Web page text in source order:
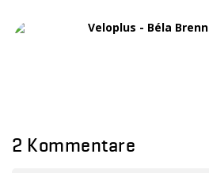
Veloplus - Béla Brenn
2 Kommentare